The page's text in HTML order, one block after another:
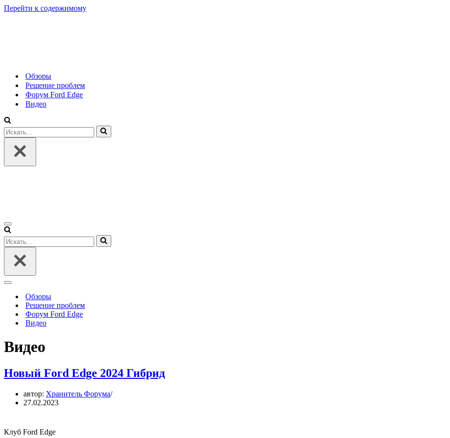
Перейти к содержимому
Обзоры
Решение проблем
Форум Ford Edge
Видео
Искать...
Меню
навигации
Искать...
Меню
навигацииОбзоры
Решение проблем
Форум Ford Edge
Видео
Видео
Новый Ford Edge 2024 Гибрид
автор: Хранитель Форума
27.02.2023
Клуб Ford Edge